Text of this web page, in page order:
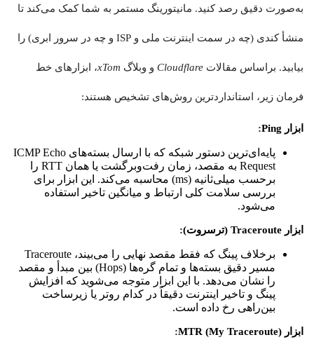
به‌صورت دقیق رصد کنید. مانیتورینگ مستمر به شما کمک می‌کند تا
منشأ کندی (چه در سمت اینترنت ملی و ISP و چه در سرور ابری) را
بیابید. براساس مقالات Cloudflare و وبلاگ xTom، ابزارهای خط
فرمان زیر، استانداردترین روش‌های تشخیص هستند:
ابزار Ping :
پایه‌ای‌ترین دستور شبکه که با ارسال بسته‌های ICMP Echo
Request به مقصد، زمان رفت‌وبرگشت یا همان RTT را
برحسب میلی‌ثانیه (ms) محاسبه می‌کند. این ابزار برای
بررسی سلامت کلی ارتباط و میانگین تاخیر استفاده
می‌شود.
ابزار Traceroute (ترسروت) :
برخلاف پینگ که فقط مقصد نهایی را می‌بیند، Traceroute
مسیر دقیق بسته‌ها و تمام گره‌ها (Hops) بین مبدأ و مقصد
را نشان می‌دهد. با این ابزار متوجه می‌شوید که افزایش
پینگ و تاخیر اینترنت دقیقاً در کدام روتر یا زیرساخت
بین‌راهی رخ داده است.
ابزار MTR (My Traceroute) :